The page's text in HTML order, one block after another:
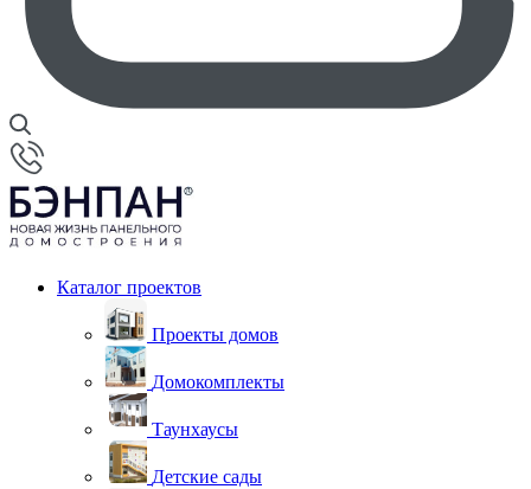
Каталог проектов
Проекты домов
Домокомплекты
Таунхаусы
Детские сады